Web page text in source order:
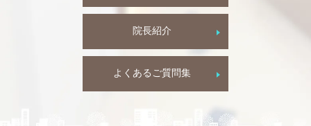
院長紹介
よくあるご質問集